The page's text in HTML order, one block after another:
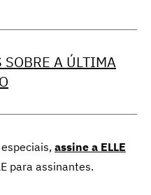
SOBRE A ÚLTIMA
assine a ELLE
para assinantes.